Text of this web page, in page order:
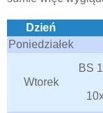
Dzień
Poniedziałek
Wtorek
BS